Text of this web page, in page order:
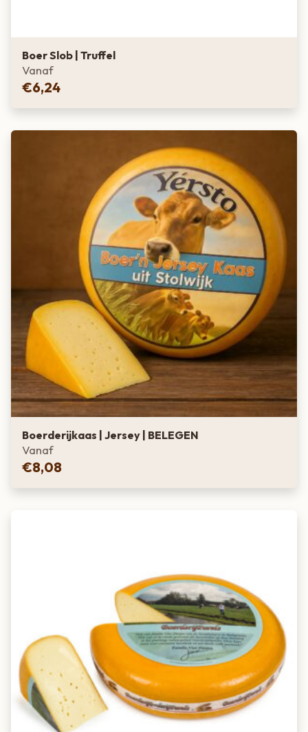
Boer Slob | Truffel
Vanaf
€6,24
Boerderijkaas | Jersey | BELEGEN
Vanaf
€8,08